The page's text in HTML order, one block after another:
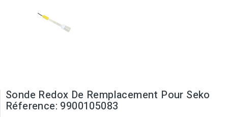
Sonde Redox De Remplacement Pour Seko
Réference: 9900105083